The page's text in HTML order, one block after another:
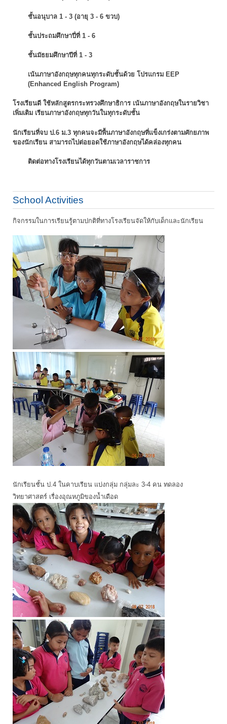
ชั้นอนุบาล 1 - 3 (อายุ 3 - 6 ขวบ)
ชั้นประถมศึกษาปี่ที่ 1 - 6
ชั้นมัธยมศึกษาปีที่ 1 - 3
เน้นภาษาอังกฤษทุกคนทุกระดับชั้นด้วย โปรแกรม EEP
(Enhanced English Program)
โรงเรียนดี ใช้หลักสูตรกระทรวงศึกษาธิการ เน้นภาษาอังกฤษในรายวิชา
เพิ่มเติม เรียนภาษาอังกฤษทุกวันในทุกระดับชั้น
นักเรียนที่จบ ป.6 ม.3 ทุกคนจะมีพื้นภาษาอังกฤษที่แข็งเกร่งตามศักยภาพ
ของนักเรียน สามารถไปต่อยอดใช้ภาษาอังกฤษได้คล่องทุกคน
ติดต่อทางโรงเรียนได้ทุกวันตามเวลาราชการ
School Activities
กิจกรรมในการเรียนรู้ตามปกติที่ทางโรงเรียนจัดให้กับเด็กและนักเรียน
นักเรียนชั้น ป.4 ในคาบเรียน แบ่งกลุ่ม กลุ่มละ 3-4 คน ทดลอง
วิทยาศาสตร์ เรื่องอุณหภูมิของน้ำเดือด